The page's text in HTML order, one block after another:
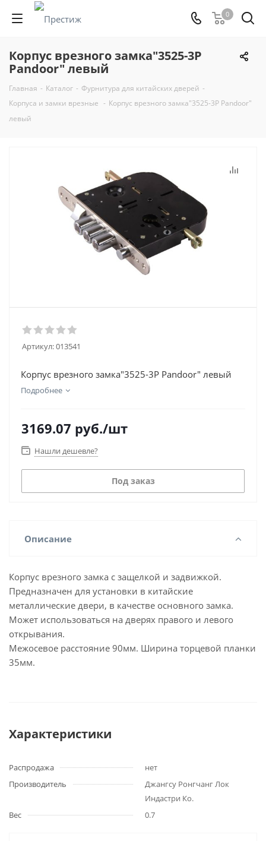
0
Корпус врезного замка"3525-3Р
Pandoor" левый
Главная - Каталог - Фурнитура для китайских дверей -
Корпуса и замки врезные - Корпус врезного замка"3525-3Р Pandoor"
левый
Артикул:013541
Корпус врезного замка"3525-3Р Pandoor" левый
Подробнее
3169.07 руб./шт
Нашли дешевле?
Под заказ
Описание
Корпус врезного замка с защелкой и задвижкой.
Предназначен для установки в китайские
металлические двери, в качестве основного замка.
Может использоваться на дверях правого и левого
открывания.
Межосевое расстояние 90мм. Ширина торцевой планки
35мм.
Характеристики
Распродажа
нет
Производитель
Джангсу Ронгчанг Лок
Индастри Ко.
Вес
0.7